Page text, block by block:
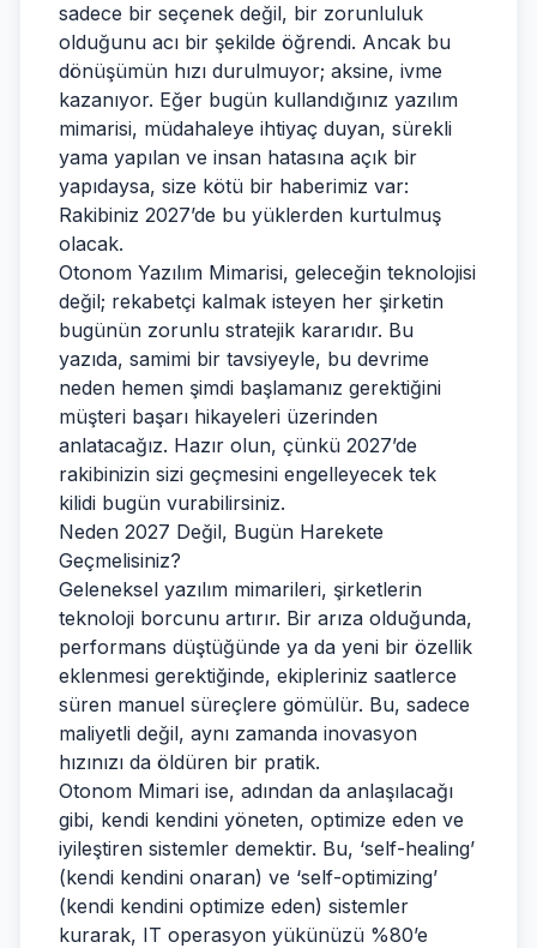
sadece bir seçenek değil, bir zorunluluk
olduğunu acı bir şekilde öğrendi. Ancak bu
dönüşümün hızı durulmuyor; aksine, ivme
kazanıyor. Eğer bugün kullandığınız yazılım
mimarisi, müdahaleye ihtiyaç duyan, sürekli
yama yapılan ve insan hatasına açık bir
yapıdaysa, size kötü bir haberimiz var:
Rakibiniz 2027’de bu yüklerden kurtulmuş
olacak.
Otonom Yazılım Mimarisi, geleceğin teknolojisi
değil; rekabetçi kalmak isteyen her şirketin
bugünün zorunlu stratejik kararıdır. Bu
yazıda, samimi bir tavsiyeyle, bu devrime
neden hemen şimdi başlamanız gerektiğini
müşteri başarı hikayeleri üzerinden
anlatacağız. Hazır olun, çünkü 2027’de
rakibinizin sizi geçmesini engelleyecek tek
kilidi bugün vurabilirsiniz.
Neden 2027 Değil, Bugün Harekete
Geçmelisiniz?
Geleneksel yazılım mimarileri, şirketlerin
teknoloji borcunu artırır. Bir arıza olduğunda,
performans düştüğünde ya da yeni bir özellik
eklenmesi gerektiğinde, ekipleriniz saatlerce
süren manuel süreçlere gömülür. Bu, sadece
maliyetli değil, aynı zamanda inovasyon
hızınızı da öldüren bir pratik.
Otonom Mimari ise, adından da anlaşılacağı
gibi, kendi kendini yöneten, optimize eden ve
iyileştiren sistemler demektir. Bu, ‘self-healing’
(kendi kendini onaran) ve ‘self-optimizing’
(kendi kendini optimize eden) sistemler
kurarak, IT operasyon yükünüzü %80’e